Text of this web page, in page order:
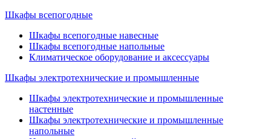
Шкафы всепогодные
Шкафы всепогодные навесные
Шкафы всепогодные напольные
Климатическое оборудование и аксессуары
Шкафы электротехнические и промышленные
Шкафы электротехнические и промышленные
настенные
Шкафы электротехнические и промышленные
напольные